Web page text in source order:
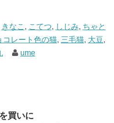
きなこ , こてつ, しじみ, ちゃと
コレート色の猫, 三毛猫, 大豆,
ume
買いに